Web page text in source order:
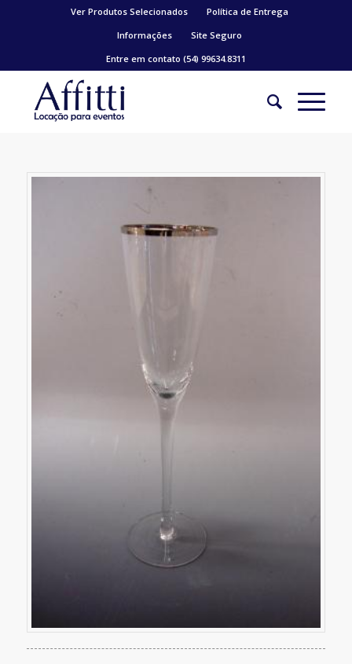
Ver Produtos Selecionados
Política de Entrega
Informações
Site Seguro
Entre em contato (54) 99634.8311